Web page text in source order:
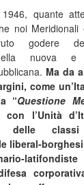
quante
noi Meridionali
godere
nuova e
Ma da
come
“Questione
con l’Unità
delle
liberal-